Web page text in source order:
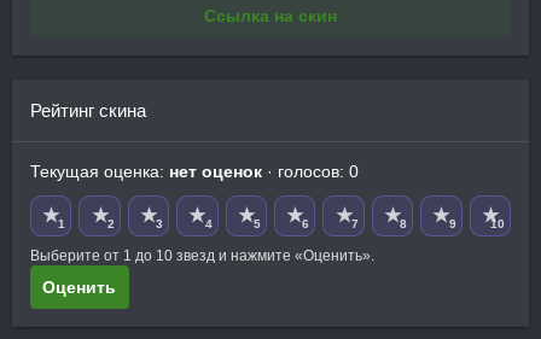
Ссылка на скин
Рейтинг скина
Текущая оценка: нет оценок · голосов: 0
★1 ★2 ★3 ★4 ★5 ★6 ★7 ★8 ★9 ★10
Выберите от 1 до 10 звезд и нажмите «Оценить».
Оценить